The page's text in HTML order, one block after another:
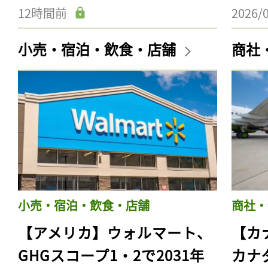
12時間前 2026/
小売・宿泊・飲食・店舗
小売・宿泊・飲食・店舗
【アメリカ】ウォルマート、
GHGスコープ1・2で2031年
商社
商社
【
カナ